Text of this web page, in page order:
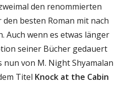
den renommierten
besten Roman mit nach
Auch wenn es etwas länger
seiner Bücher gedauert
von M. Night Shyamalan
Titel Knock at the Cabin